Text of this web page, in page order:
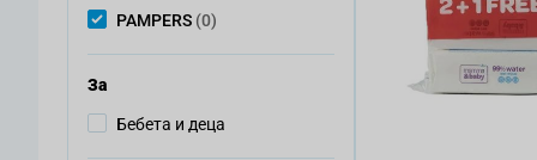
PAMPERS (0)
За
Бебета и деца